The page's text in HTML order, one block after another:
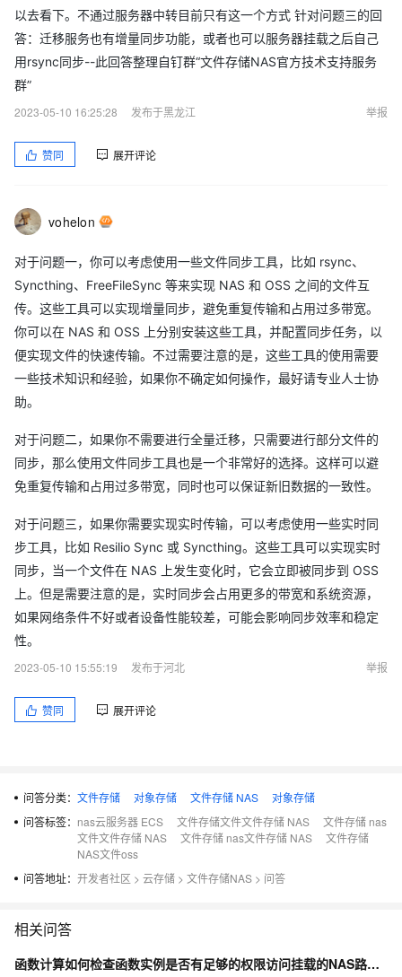
以去看下。不通过服务器中转目前只有这一个方式 针对问题三的回
答：迁移服务也有增量同步功能，或者也可以服务器挂载之后自己
用rsync同步--此回答整理自钉群“文件存储NAS官方技术支持服务
群”
2023-05-10 16:25:28
发布于黑龙江 举报
赞同 展开评论
vohelon
对于问题一，你可以考虑使用一些文件同步工具，比如 rsync、
Syncthing、FreeFileSync 等来实现 NAS 和 OSS 之间的文件互
传。这些工具可以实现增量同步，避免重复传输和占用过多带宽。
你可以在 NAS 和 OSS 上分别安装这些工具，并配置同步任务，以
便实现文件的快速传输。不过需要注意的是，这些工具的使用需要
一些技术知识和经验，如果你不确定如何操作，最好请专业人士协
助。
对于问题二，如果你不需要进行全量迁移，只需要进行部分文件的
同步，那么使用文件同步工具也是一个非常好的选择。这样可以避
免重复传输和占用过多带宽，同时也可以保证新旧数据的一致性。
对于问题三，如果你需要实现实时传输，可以考虑使用一些实时同
步工具，比如 Resilio Sync 或 Syncthing。这些工具可以实现实时
同步，当一个文件在 NAS 上发生变化时，它会立即被同步到 OSS
上。但是需要注意的是，实时同步会占用更多的带宽和系统资源，
如果网络条件不好或者设备性能较差，可能会影响同步效率和稳定
性。
2023-05-10 15:55:19
发布于河北 举报
赞同 展开评论
问答分类： 文件存储 对象存储 文件存储 NAS
对象存储
问答标签： nas云服务器 ECS 文件存储文件文件存储 NAS
文件存储 nas
文件文件存储 NAS
文件存储 nas文件存储 NAS
文件存储
NAS文件oss
问答地址： 开发者社区 > 云存储 > 文件存储NAS > 问答
相关问答
函数计算如何检查函数实例是否有足够的权限访问挂载的NAS路径及文件？